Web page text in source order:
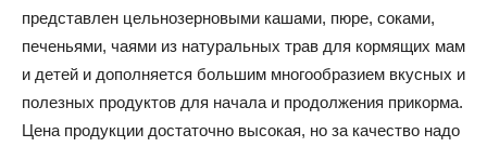
представлен цельнозерновыми кашами, пюре, соками,
печеньями, чаями из натуральных трав для кормящих мам
и детей и дополняется большим многообразием вкусных и
полезных продуктов для начала и продолжения прикорма.
Цена продукции достаточно высокая, но за качество надо